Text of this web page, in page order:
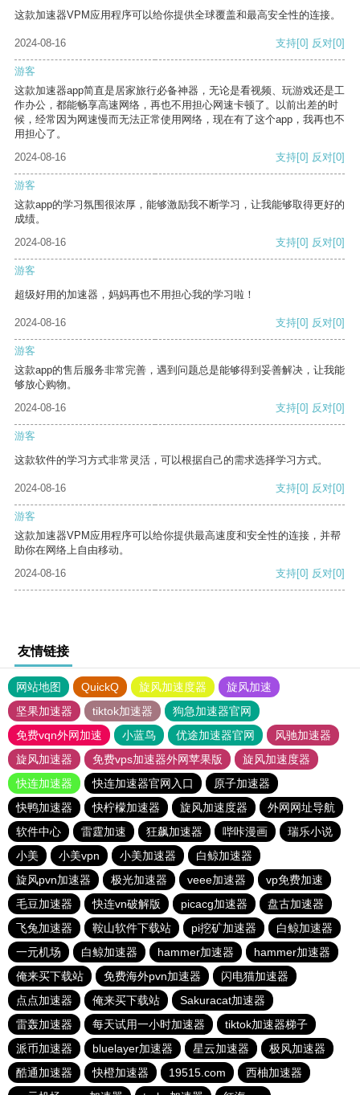
这款加速器VPM应用程序可以给你提供全球覆盖和最高安全性的连接。
2024-08-16 支持[0] 反对[0]
游客
这款加速器app简直是居家旅行必备神器，无论是看视频、玩游戏还是工
作办公，都能畅享高速网络，再也不用担心网速卡顿了。以前出差的时
候，经常因为网速慢而无法正常使用网络，现在有了这个app，我再也不
用担心了。
2024-08-16
支持[0] 反对[0]
游客
这款app的学习氛围很浓厚，能够激励我不断学习，让我能够取得更好的
成绩。
2024-08-16
支持[0] 反对[0]
游客
超级好用的加速器，妈妈再也不用担心我的学习啦！
2024-08-16 支持[0] 反对[0]
游客
这款app的售后服务非常完善，遇到问题总是能够得到妥善解决，让我能
够放心购物。
2024-08-16
支持[0] 反对[0]
游客
这款软件的学习方式非常灵活，可以根据自己的需求选择学习方式。
2024-08-16 支持[0] 反对[0]
游客
这款加速器VPM应用程序可以给你提供最高速度和安全性的连接，并帮
助你在网络上自由移动。
2024-08-16
支持[0] 反对[0]
友情链接
网站地图 QuickQ 旋风加速度器
旋风加速
坚果加速器
tiktok加速器
狗急加速器官网
免费vqn外网加速
小蓝鸟 优途加速器官网
风驰加速器
旋风加速器
免费vps加速器外网苹果版
旋风加速度器
快连加速器
快连加速器官网入口
原子加速器
快鸭加速器
快柠檬加速器 旋风加速度器
外网网址导航
软件中心
雷霆加速 狂飙加速器 哔咔漫画
瑞乐小说
小美
小美vpn 小美加速器
白鲸加速器
旋风pvn加速器
极光加速器 veee加速器
vp免费加速
毛豆加速器
快连vn破解版 picacg加速器
盘古加速器
飞兔加速器
鞍山软件下载站 pi挖矿加速器
白鲸加速器
一元机场
白鲸加速器 hammer加速器
hammer加速器
俺来买下载站
免费海外pvn加速器
闪电猫加速器
点点加速器
俺来买下载站
Sakuracat加速器
雷轰加速器
每天试用一小时加速器
tiktok加速器梯子
派币加速器
bluelayer加速器 星云加速器
极风加速器
酷通加速器
快橙加速器 19515.com
西柚加速器